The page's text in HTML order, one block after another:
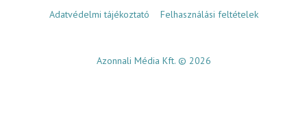
Adatvédelmi tájékoztató Felhasználási feltételek
Azonnali Média Kft. © 2026